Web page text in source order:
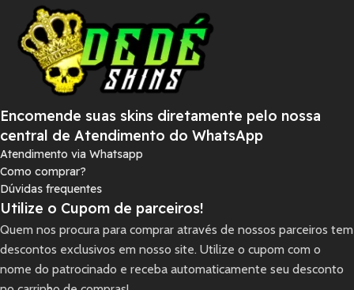
Encomende suas skins diretamente pelo nossa
central de Atendimento do WhatsApp
Atendimento via Whatsapp
Como comprar?
Dúvidas frequentes
Utilize o Cupom de parceiros!
Quem nos procura para comprar através de nossos parceiros tem
descontos exclusivos em nosso site. Utilize o cupom com o
nome do patrocinado e receba automaticamente seu desconto